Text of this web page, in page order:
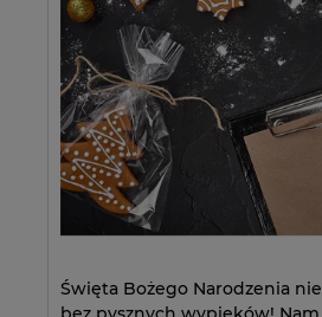
Święta Bożego Narodzenia